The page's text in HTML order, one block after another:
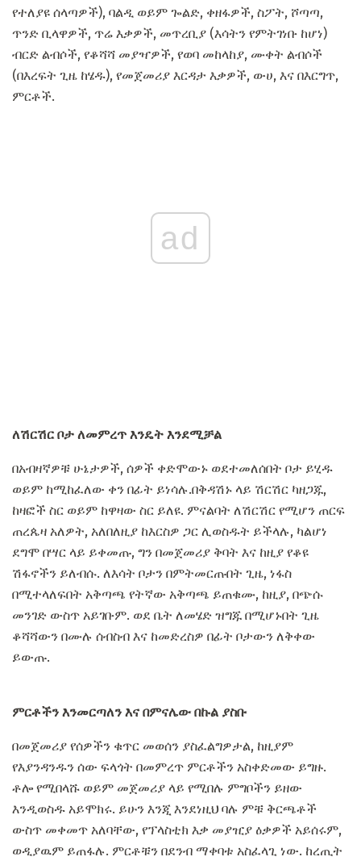
የተለያዩ ሰላጣዎች), ባልዲ ወይም ጐልድ, ቀዘፋዎች, ስፖት, ሾጣጣ,
ጥንድ ቢላዋዎች, ጥሬ እቃዎች, መጥረቢያ (እሳትን የምትገነቡ ከሆነ)
ብርድ ልብሶች, የቆሻሻ መያዣዎች, የወባ መከላከያ, ሙቀት ልብሶች
(በእረፍት ጊዜ ከሄዱ), የመጀመሪያ እርዳታ እቃዎች, ውሀ, እና በእርግጥ,
ምርቶች.
ad
ለሽርሽር ቦታ ለመምረጥ እንዴት እንደሚቻል
በአብዛኛዎቹ ሁኔታዎች, ሰዎች ቀድሞውኑ ወደተመለሰበት ቦታ ይሂዱ
ወይም ከሚከፈለው ቀን በፊት ይነሳሉ.በቅዳሽኑ ላይ ሽርሽር ካዘጋጁ,
ከዛፎች ስር ወይም ከዋዛው ስር ይለዩ. ምናልባት ለሽርሽር የሚሆን ጠርፍ
ጠረጴዛ አለዎት, አለበለዚያ ከእርስዎ ጋር ሊወስዱት ይችላሉ, ካልሆነ
ደግሞ በሣር ላይ ይቀመጡ, ግን በመጀመሪያ ቅባት እና ከዚያ የቆዩ
ሽፋኖችን ይለብሱ. ለእሳት ቦታን በምትመርጡበት ጊዜ, ነፋስ
በሚተላለፍበት አቅጣጫ የትኛው አቅጣጫ ይጠቁሙ, ከዚያ, በጭሱ
መንገድ ውስጥ አይገቡም. ወደ ቤት ለመሄድ ዝግጁ በሚሆኑበት ጊዜ
ቆሻሻውን በሙሉ ሰብስብ እና ከመድረስዎ በፊት ቦታውን ለቅቀው
ይውጡ.
ምርቶችን እንመርጣለን እና በምናሌው በኩል ያስቡ
በመጀመሪያ የሰዎችን ቁጥር መወሰን ያስፈልግዎታል, ከዚያም
የእያንዳንዱን ሰው ፍላጎት በመምረጥ ምርቶችን አስቀድመው ይግዙ.
ቶሎ የሚበላሹ ወይም መጀመሪያ ላይ የሚበሉ ምግቦችን ይዘው
እንዲወስዱ አይሞክሩ. ይሁን እንጂ እንደነዚህ ባሉ ምቹ ቅርጫቶች
ውስጥ መቀመጥ አለባቸው, የፕላስቲክ እቃ መያዢያ ዕቃዎች አይሰሩም,
ወዲያዉም ይጠፋሉ. ምርቶቹን በደንብ ማቀባቱ አስፈላጊ ነው. ከረጢት